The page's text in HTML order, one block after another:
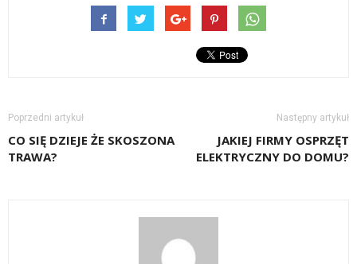
Poprzedni artykuł
CO SIĘ DZIEJE ŻE SKOSZONA
TRAWA?
Następny artykuł
JAKIEJ FIRMY OSPRZĘT
ELEKTRYCZNY DO DOMU?